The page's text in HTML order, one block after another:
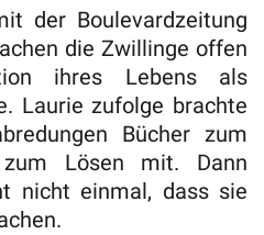
der Boulevardzeitung
die Zwillinge offen
ihres Lebens als
Laurie zufolge brachte
Bücher zum
Lösen mit. Dann
nicht einmal, dass sie